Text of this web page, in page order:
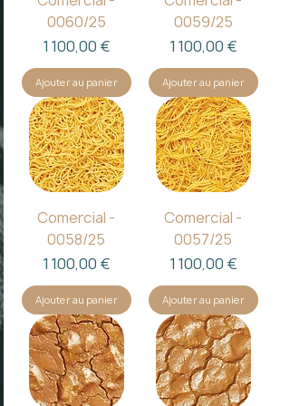
0060/25
Prix
1 100,00 €
Ajouter au panier
0059/25
Prix
1 100,00 €
Ajouter au panier
Comercial -
0058/25
Prix
1 100,00 €
Ajouter au panier
Comercial -
0057/25
Prix
1 100,00 €
Ajouter au panier